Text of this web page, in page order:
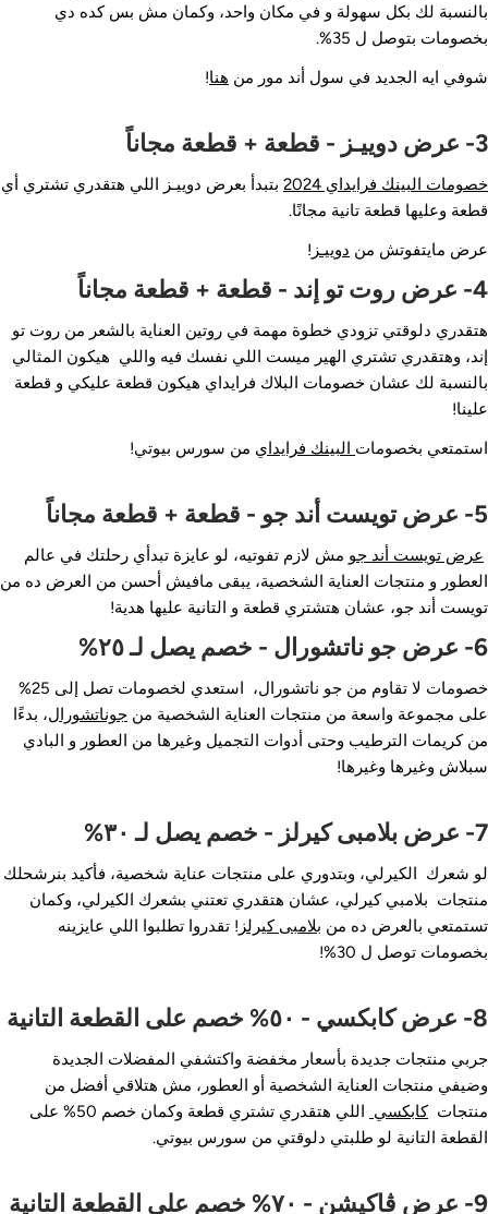
لك بكل سهولة و في مكان واحد، وكمان مش بس كده دي
بتوصل ل 35%.
ايه الجديد في سول أند مور من هنا!
مجاناً
البينك فرايداي 2024
بتبدأ بعرض دوييـز اللي هتقدري تشتري أي
وعليها قطعة تانية مجانًا.
مايتفوتش من دوييـز!
+ قطعة مجاناً
دلوقتي تزودي خطوة مهمة في روتين العناية بالشعر من روت تو
وهتقدري تشتري الهير ميست اللي نفسك فيه واللي هيكون المثالي
لك عشان خصومات البلاك فرايداي هيكون قطعة عليكي و قطعة
بخصوماتالبينك فرايدايمن سورس بيوتي!
+ قطعة مجاناً
عرض تويست أند جومش لازم تفوتيه، لو عايزة تبدأي رحلتك في عالم
و منتجات العناية الشخصية، يبقى مافيش أحسن من العرض ده من
أند جو، عشان هتشتري قطعة و التانية عليها هدية!
يصل لـ ٢٥%
خصومات لا تقاوم من جو ناتشورال، استعدي لخصومات تصل إلى 25%
مجموعة واسعة من منتجات العناية الشخصية من جوناتشورال ، بدءًا
كريمات الترطيب وحتى أدوات التجميل وغيرها من العطور و البادي
وغيرها وغيرها!
يصل لـ ٣٠%
شعرك الكيرلي، وبتدوري على منتجات عناية شخصية، فأكيد بنرشحلك
بلامبي كيرلي، عشان هتقدري تعتني بشعرك الكيرلي، وكمان
بالعرض ده من بلامبى كيرلز! تقدروا تطلبوا اللي عايزينه
توصل ل 30%!
التانية
منتجات جديدة بأسعار مخفضة واكتشفي المفضلات الجديدة
منتجات العناية الشخصية أو العطور، مش هتلاقي أفضل من
كابكسي
اللي هتقدري تشتري قطعة وكمان خصم 50% على
التانية لو طلبتي دلوقتي من سورس بيوتي.
التانية